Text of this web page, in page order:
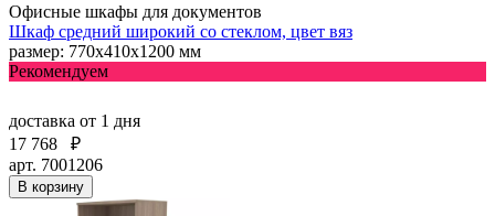
Офисные шкафы для документов
Шкаф средний широкий со стеклом, цвет вяз
размер: 770х410х1200 мм
Рекомендуем
доставка от 1 дня
17 768
₽
арт. 7001206
В корзину